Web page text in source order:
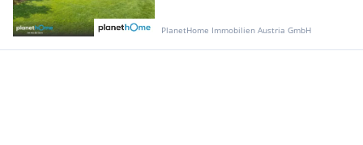
PlanetHome Immobilien Austria GmbH